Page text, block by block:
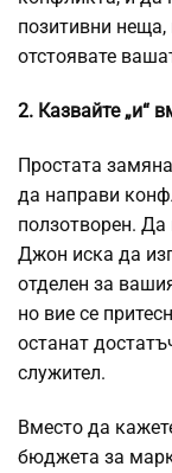
позитивни
отстоявате
2. Казвайте „и“
Простата
да направи
ползотворен.
Джон иска да
отделен за
но вие се
останат
служител.
Вместо да
бюджета за